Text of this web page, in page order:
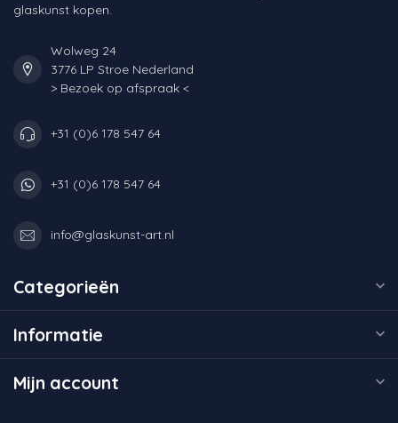
glaskunst kopen.
Wolweg 24
3776 LP Stroe Nederland
> Bezoek op afspraak <
+31 (0)6 178 547 64
+31 (0)6 178 547 64
info@glaskunst-art.nl
Categorieën
Informatie
Mijn account